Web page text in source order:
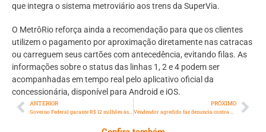
que integra o sistema metroviário aos trens da SuperVia.
O MetrôRio reforça ainda a recomendação para que os clientes
utilizem o pagamento por aproximação diretamente nas catracas
ou carreguem seus cartões com antecedência, evitando filas. As
informações sobre o status das linhas 1, 2 e 4 podem ser
acompanhadas em tempo real pelo aplicativo oficial da
concessionária, disponível para Android e iOS.
ANTERIOR PRÓXIMO